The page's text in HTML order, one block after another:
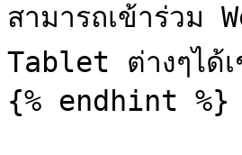
สามารถเข้าร่วม
Tablet ต่างๆได้เ
{% endhint %}